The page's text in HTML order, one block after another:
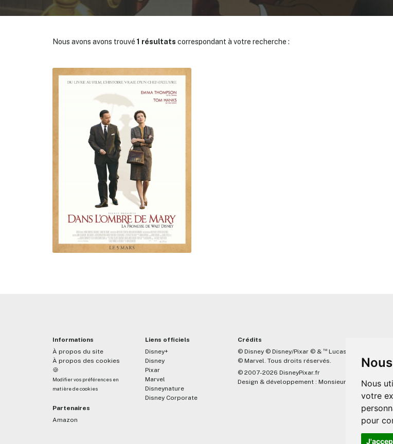
Nous
votre
pour
Nous avons avons trouvé 1 résultats correspondant à votre recherche :
Informations
À propos du site
À propos des cookies
🍪
Modifier vos préférences en
matière de cookies
Partenaires
Amazon
Liens officiels
Disney+
Disney
Pixar
Marvel
Disneynature
Disney Corporate
Crédits
© Disney © Disney/Pixar © & ™ Lucasfilm LTD
© Marvel. Tous droits réservés.
© 2007-2026 DisneyPixar.fr
Design & développement : MonsieurPaul